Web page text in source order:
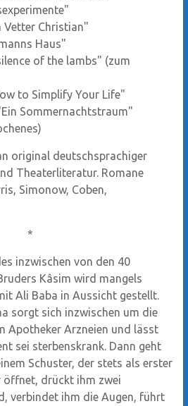
Vetter Christian"
Haus"
of the lambs" (zum
to Simplify Your Life"
Sommernachtstraum"
original deutschsprachiger
Theaterliteratur. Romane
Simonow, Coben,
*
inzwischen von den 40
Kâsim wird mangels
Ali Baba in Aussicht gestellt.
sorgt sich inzwischen um die
Apotheker Arzneien und lässt
sei sterbenskrank. Dann geht
Schuster, der stets als erster
öffnet, drückt ihm zwei
verbindet ihm die Augen, führt